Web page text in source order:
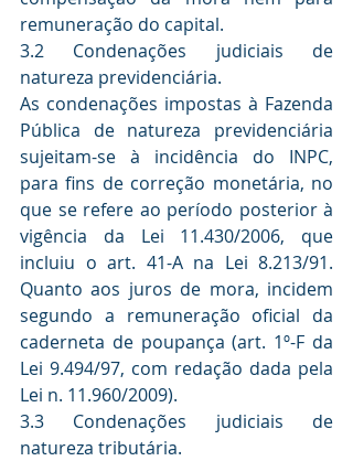
remuneração do capital.
3.2 Condenações judiciais de
natureza previdenciária.
As condenações impostas à Fazenda
Pública de natureza previdenciária
sujeitam-se à incidência do INPC,
para fins de correção monetária, no
que se refere ao período posterior à
vigência da Lei 11.430/2006, que
incluiu o art. 41-A na Lei 8.213/91.
Quanto aos juros de mora, incidem
segundo a remuneração oficial da
caderneta de poupança (art. 1º-F da
Lei 9.494/97, com redação dada pela
Lei n. 11.960/2009).
3.3 Condenações judiciais de
natureza tributária.